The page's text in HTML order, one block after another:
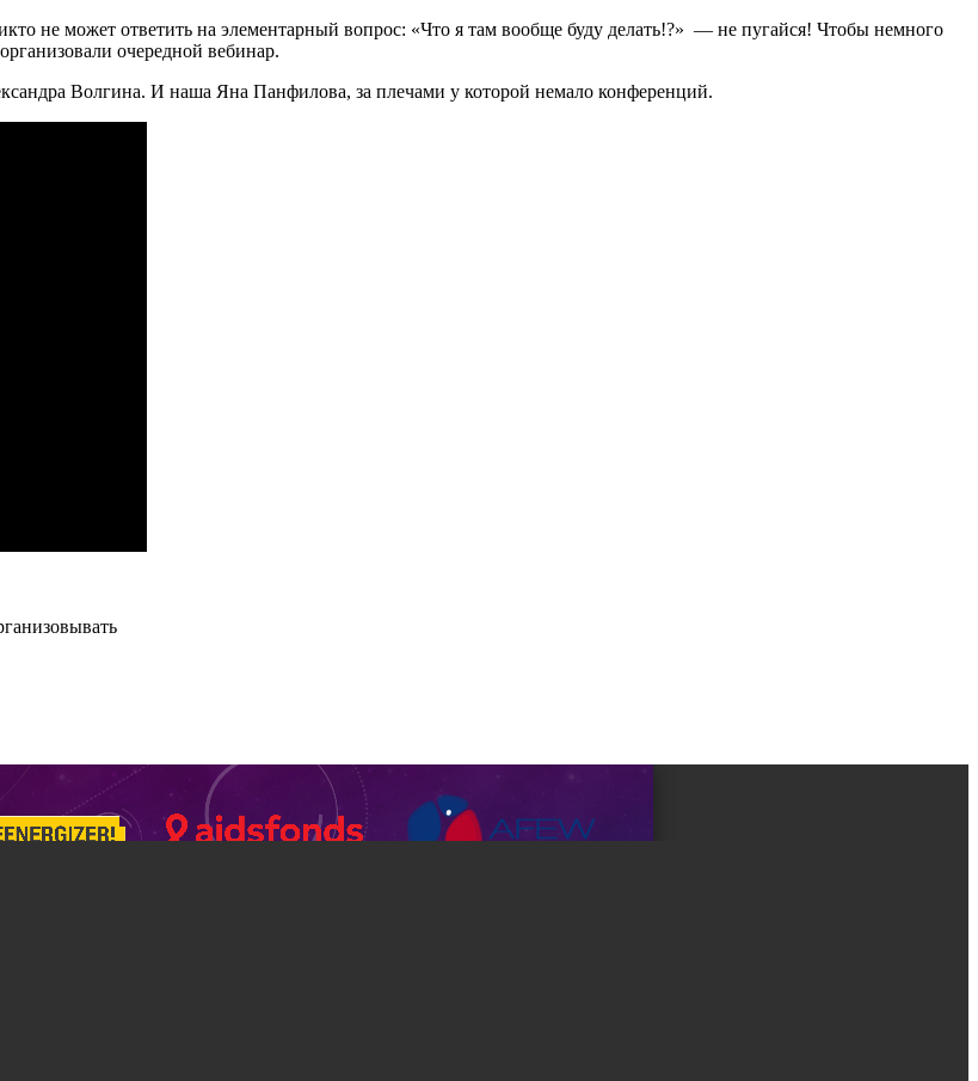
не может ответить на элементарный вопрос: «Что я там вообще буду делать!?» — не пугайся! Чтобы немного
очередной вебинар.
Волгина. И наша Яна Панфилова, за плечами у которой немало конференций.